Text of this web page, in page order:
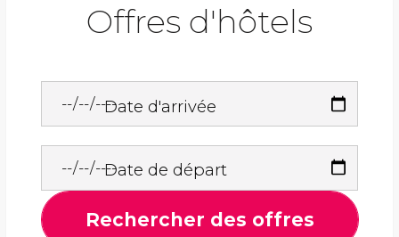
Offres d'hôtels
Date d'arrivée
Date de départ
Rechercher des offres